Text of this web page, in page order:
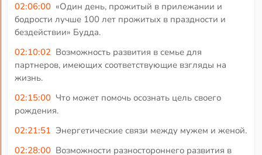
02:06:00 «Один день, прожитый в прилежании и
бодрости лучше 100 лет прожитых в праздности и
бездействии» Будда.
02:10:02 Возможность развития в семье для
партнеров, имеющих соответствующие взгляды на
жизнь.
02:15:00 Что может помочь осознать цель своего
рождения.
02:21:51 Энергетические связи между мужем и женой.
02:28:00 Возможности разностороннего развития в